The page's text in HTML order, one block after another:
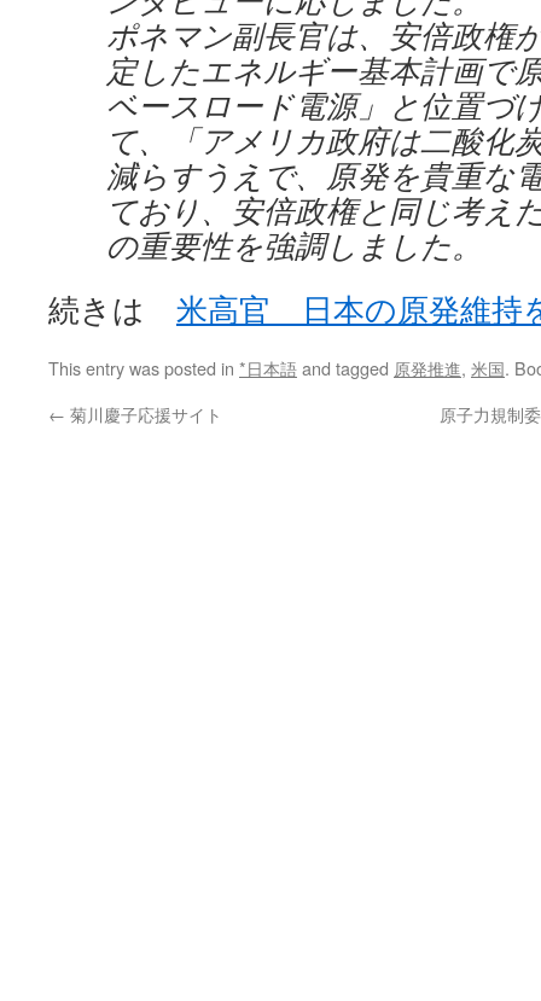
ポネマン副長官は、安倍政権
定したエネルギー基本計画で
ベースロード電源」と位置づ
て、「アメリカ政府は二酸化
減らすうえで、原発を貴重な
ており、安倍政権と同じ考え
の重要性を強調しました。
続きは 米高官 日本の原発維持
This entry was posted in *日本語and tagged 原発推進, 米国.
← 菊川慶子応援サイト 原子力規制